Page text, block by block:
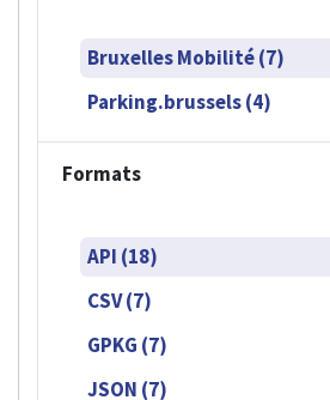
Bruxelles Mobilité (7)
Parking.brussels (4)
Formats
API (18)
CSV (7)
GPKG (7)
JSON (7)